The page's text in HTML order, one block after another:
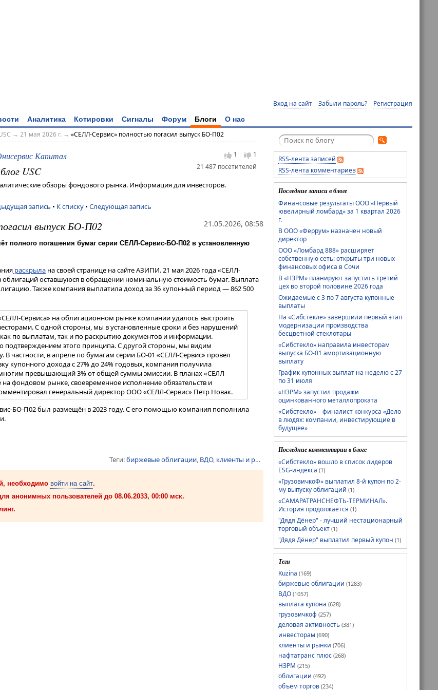
Вход на сайт Забыли пароль? Регистрация
Аналитика Котировки Сигналы Форум Блоги О нас
→ 21 мая 2026 г. → «СЕЛЛ-Сервис» полностью погасил выпуск БО-П02
1
1
21 487 посетителей
Капитал
USC
обзоры фондового рынка. Информация для инвесторов.
запись • К списку • Следующая запись
21.05.2026, 08:58
выпуск БО-П02
полного погашения бумаг серии СЕЛЛ-Сервис-БО-П02 в установленную
раскрыла на своей странице на сайте АЗИПИ. 21 мая 2026 года «СЕЛЛ-
облигаций оставшуюся в обращении номинальную стоимость бумаг. Выплата
Также компания выплатила доход за 36 купонный период — 862 500
Сервиса» на облигационном рынке компании удалось выстроить
С одной стороны, мы в установленные сроки и без нарушений
по выплатам, так и по раскрытию документов и информации.
подтверждением этого принципа. С другой стороны, мы видим
В частности, в апреле по бумагам серии БО-01 «СЕЛЛ-Сервис» провёл
купонного дохода с 27% до 24% годовых, компания получила
превышающий 3% от общей суммы эмиссии. В планах «СЕЛЛ-
фондовом рынке, своевременное исполнение обязательств и
генеральный директор ООО «СЕЛЛ-Сервис» Пётр Новак.
БО-П02 был размещён в 2023 году. С его помощью компания пополнила
Теги:биржевые облигации, ВДО, клиенты и рынки первичное размещение,СЕЛЛ-Сервис
необходимо войти на сайт.
анонимных пользователей до 08.06.2033, 00:00 мск.
RSS-лента записей
RSS-лента комментариев
Последние записи в блоге
Финансовые результаты ООО «Первый
ювелирный ломбард» за 1 квартал 2026
г.
В ООО «Феррум» назначен новый
директор
ООО «Ломбард 888» расширяет
собственную сеть: открыты три новых
финансовых офиса в Сочи
В «НЗРМ» планируют запустить третий
цех во второй половине 2026 года
Ожидаемые с 3 по 7 августа купонные
выплаты
На «Сибстекле» завершили первый этап
модернизации производства
бесцветной стеклотары
«Сибстекло» направила инвесторам
выпуска БО-01 амортизационную
выплату
График купонных выплат на неделю с 27
по 31 июля
«НЗРМ» запустил продажи
оцинкованного металлопроката
«Сибстекло» – финалист конкурса «Дело
в людях: компании, инвестирующие в
будущее»
Последние комментарии в блоге
«Сибстекло» вошло в список лидеров
ESG-индекса (1)
«ГрузовичкоФ» выплатил 8-й купон по 2-
му выпуску облигаций (1)
«САМАРАТРАНСНЕФТЬ-ТЕРМИНАЛ».
История продолжается (1)
"Дядя Дёнер" - лучший нестационарный
торговый объект (1)
"Дядя Дёнер" выплатил первый купон (1)
Теги
Kuzina (169)
биржевые облигации (1283)
ВДО (1057)
выплата купона (628)
грузовичкоф (257)
деловая активность (381)
инвесторам (690)
клиенты и рынки (706)
нафтатранс плюс (268)
НЗРМ (215)
облигации (492)
объем торгов (234)